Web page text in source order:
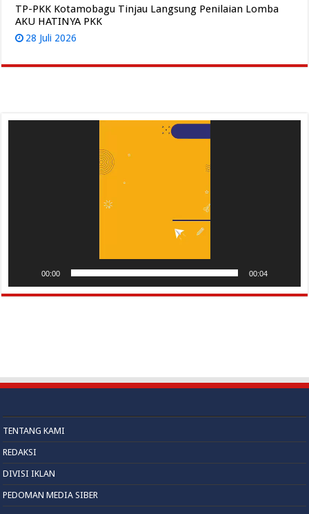
TP-PKK Kotamobagu Tinjau Langsung Penilaian Lomba
AKU HATINYA PKK
28 Juli 2026
00:00 00:04
TENTANG KAMI
REDAKSI
DIVISI IKLAN
PEDOMAN MEDIA SIBER